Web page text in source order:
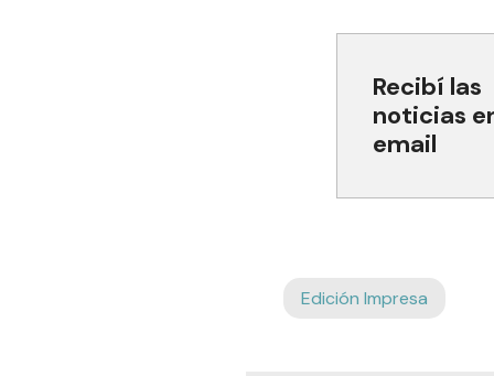
Recibí las
noticias
email
Edición Impresa